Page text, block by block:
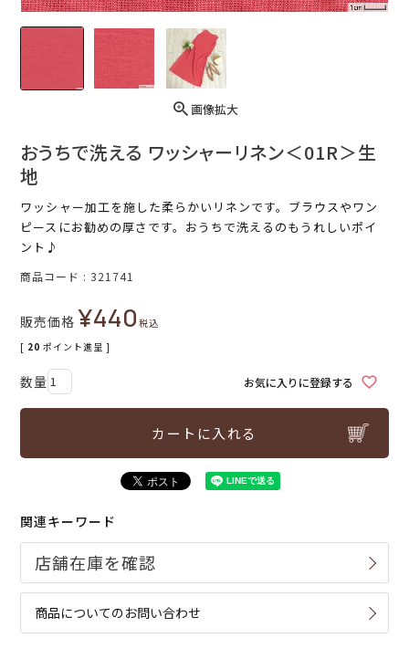
画像拡大
おうちで洗える ワッシャーリネン＜01R＞生
地
ワッシャー加工を施した柔らかいリネンです。ブラウスやワン
ピースにお勧めの厚さです。おうちで洗えるのもうれしいポイ
ント♪
商品コード 321741
販売価格 ¥440税込
[ 20 ポイント進呈 ]
お気に入りに登録する
カートに入れる
関連キーワード
商品についてのお問い合わせ